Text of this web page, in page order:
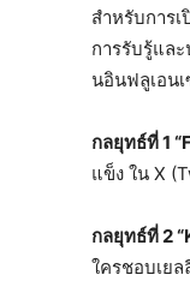
สำหรับการ
การรับรู้แล
นอินฟลูเอน
กลยุทธ์ที่1
แข็ง ใน X
กลยุทธ์ที่ 2
ใครชอบเย